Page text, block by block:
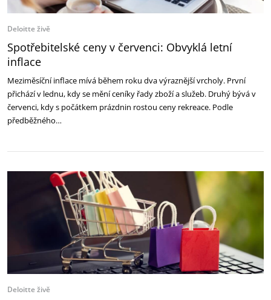
Deloitte živě
Spotřebitelské ceny v červenci: Obvyklá letní
inflace
Meziměsíční inflace mívá během roku dva výraznější vrcholy. První
přichází v lednu, kdy se mění ceníky řady zboží a služeb. Druhý bývá v
červenci, kdy s počátkem prázdnin rostou ceny rekreace. Podle
předběžného…
Deloitte živě